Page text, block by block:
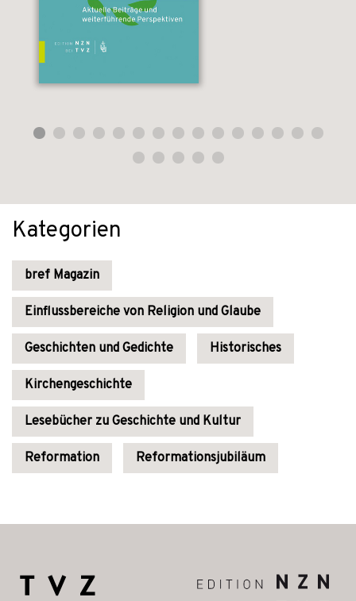
Kategorien
bref Magazin
Einflussbereiche von Religion und Glaube
Geschichten und Gedichte Historisches
Kirchengeschichte
Lesebücher zu Geschichte und Kultur
Reformation Reformationsjubiläum